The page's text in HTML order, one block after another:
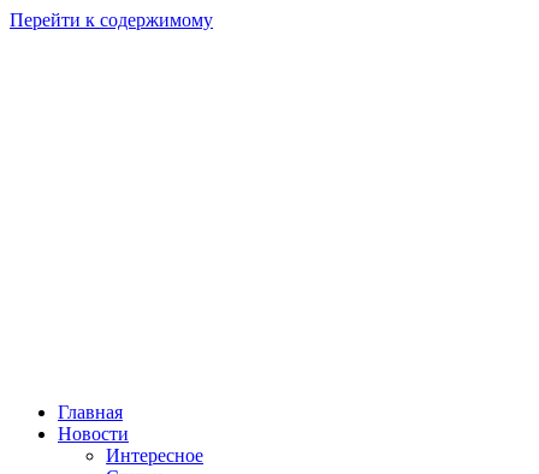
Перейти к содержимому
Главная
Новости
Интересное